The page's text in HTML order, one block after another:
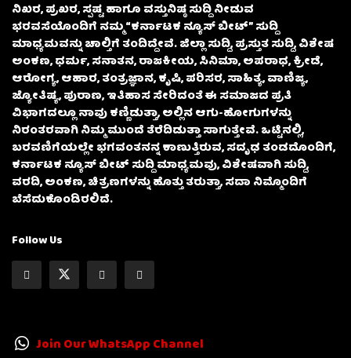
ನಿಖರ, ಪ್ರಖರ, ಸ್ಪಷ್ಟ ಹಾಗೂ ವಸ್ತುನಿಷ್ಠ ಸುದ್ದಿ ನೀಡುವ
ಭರವಸೆಯೊಂದಿಗೆ ನಮ್ಮ “ಕರ್ನಾಟಕ ನ್ಯೂಸ್ ಬೀಟ್” ಸುದ್ದಿ
ಮಾಧ್ಯಮವನ್ನು ಚಾಲ್ತಿಗೆ ತಂದಿದ್ದೇವೆ. ಜಿಲ್ಲಾ ಸುದ್ದಿ, ಪ್ರಸ್ತುತ ಸುದ್ದಿ, ವಿಶೇಷ
ಅಂಕಣ, ಧರ್ಮ, ಸನಾತನ, ರಾಜಕೀಯ, ಸಿನಿಮಾ, ಅಪರಾಧ, ಕ್ರೀಡೆ,
ಆರೋಗ್ಯ, ಆಹಾರ, ತಂತ್ರಜ್ಞಾನ, ಕೃಷಿ, ಪರಿಸರ, ಸಾಹಿತ್ಯ, ವಾಣಿಜ್ಯ,
ಜ್ಯೋತಿಷ್ಯ, ಪುರಾಣ, ಇತಿಹಾಸ ಸೇರಿದಂತೆ ಈ ಸಮಾಜದ ಪ್ರತಿ
ವಿಭಾಗದಲ್ಲೂ ನಾವು ಕಣ್ಣಿಡುತ್ತಾ, ಅಲ್ಲಿನ ಆಗು-ಹೋಗುಗಳನ್ನು
ನಿರಂತರವಾಗಿ ನಿಮ್ಮ ಮುಂದೆ ತೆರೆದಿಡುತ್ತಾ ಸಾಗುತ್ತೇವೆ. ಒಟ್ಟಿನಲ್ಲಿ,
ಬರವಣಿಗೆಯಲ್ಲೇ ಭಗವಂತನನ್ನ ಕಾಣುತ್ತಿರುವ, ಸದೃಢ ತಂಡದೊಂದಿಗೆ,
ಕರ್ನಾಟಕ ನ್ಯೂಸ್ ಬೀಟ್ ಸುದ್ದಿ ಮಾಧ್ಯಮವು, ವಿಶೇಷವಾಗಿ ಸುದ್ದಿ,
ವರದಿ, ಅಂಕಣ, ಚಿತ್ರಣಗಳನ್ನು ಹೊತ್ತು ತರುತ್ತಾ, ಸದಾ ನಿಮ್ಮೊಂದಿಗೆ
ಬೆಸೆದುಕೊಂಡಿರಲಿದೆ.
Follow Us
Join Our WhatsApp Channel